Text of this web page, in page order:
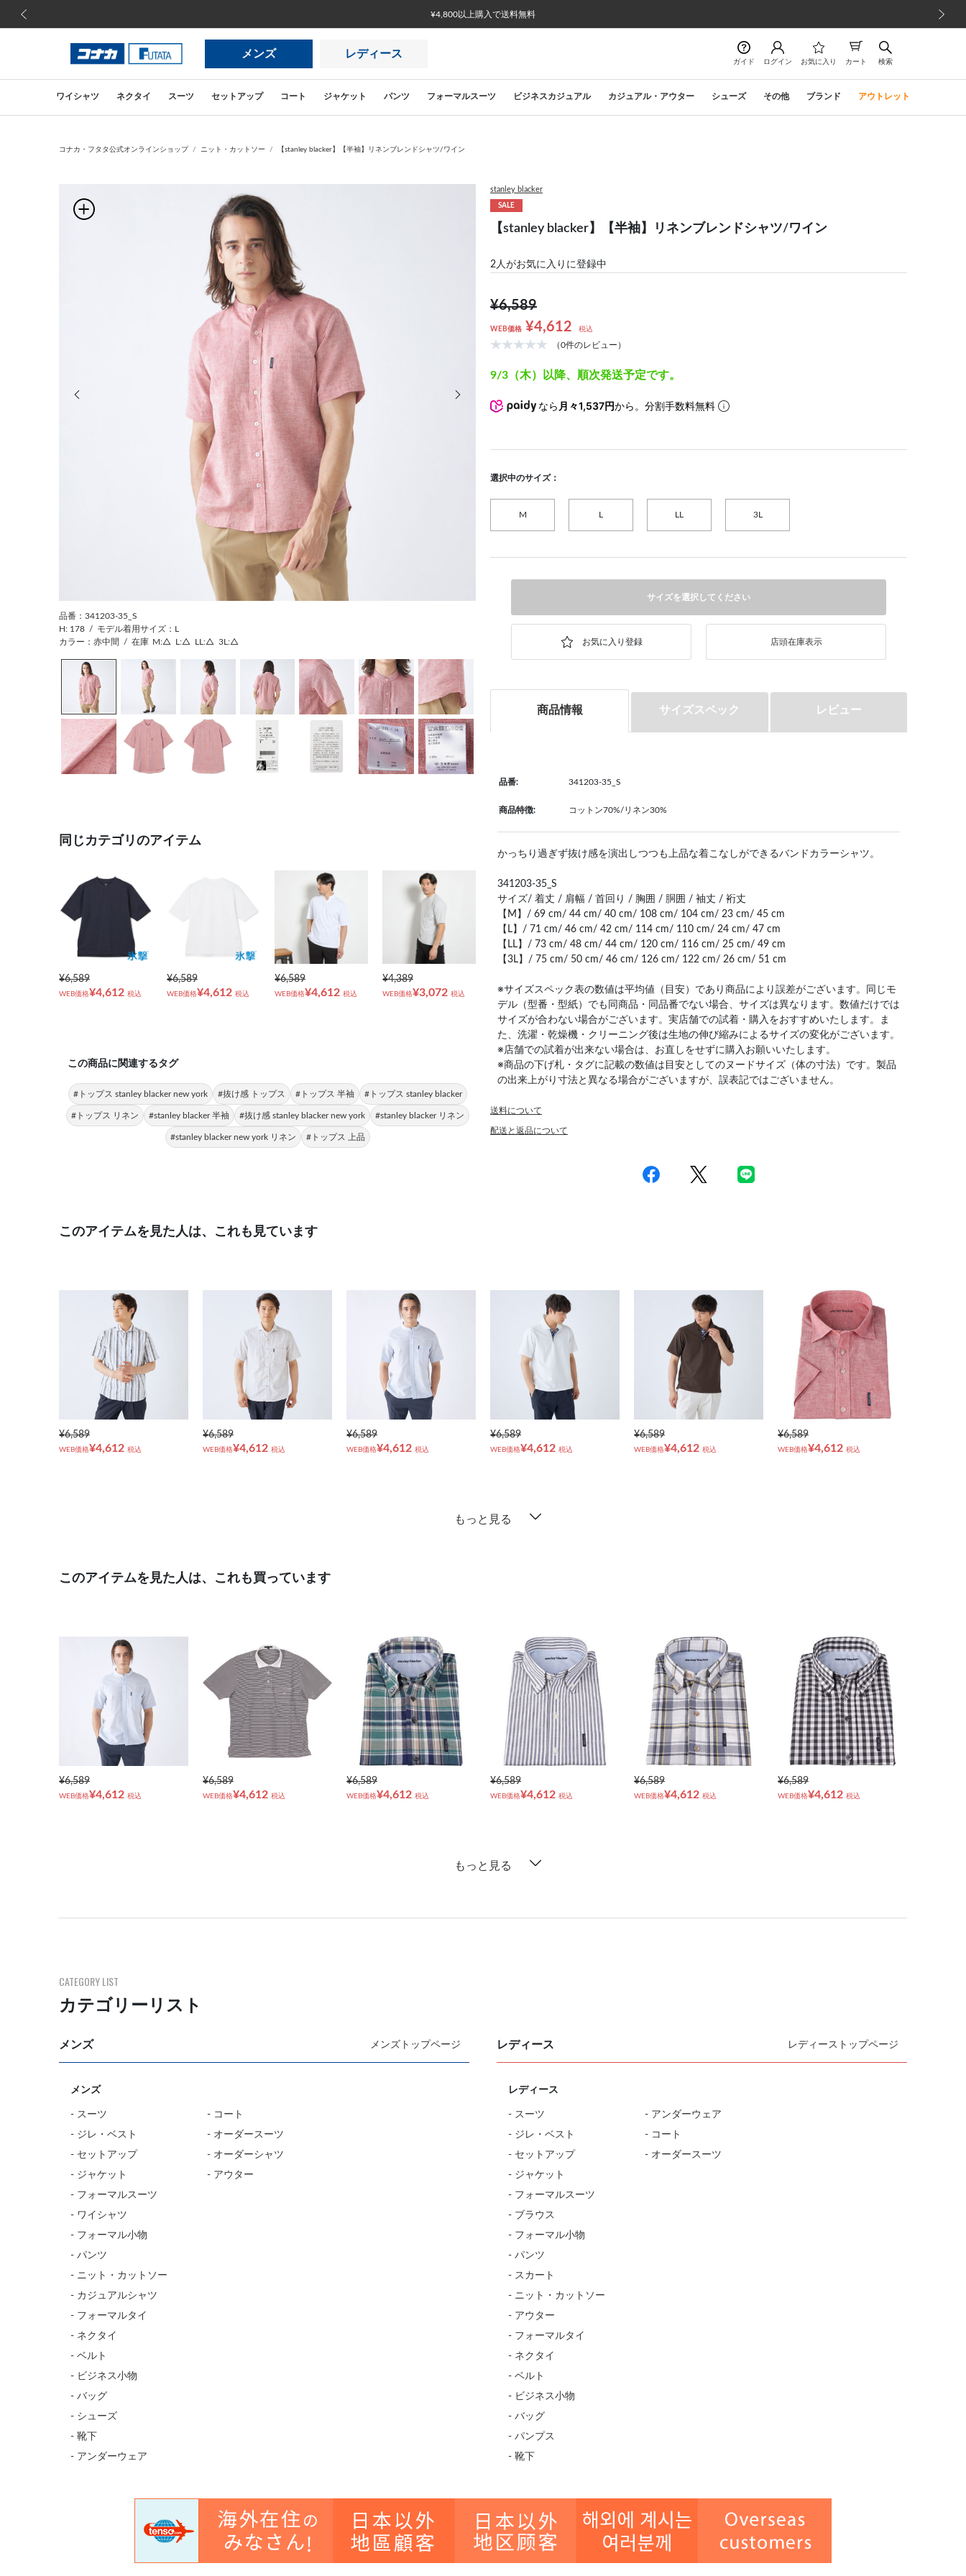
¥4,800以上購入で送料無料
メンズ レディース
ガイド ログイン お気に入り カート 検索
ワイシャツ ネクタイ スーツ セットアップ コート ジャケット パンツ フォーマルスーツ ビジネスカジュアル カジュアル・アウター シューズ その他 ブランド アウトレット
コナカ・フタタ公式オンラインショップ ニット・カットソー 【stanley blacker】【半袖】リネンブレンドシャツ/ワイン
品番：341203-35_S
H: 178 / モデル着用サイズ：L
カラー：赤中間
/ 在庫 M:△ L:△ LL:△ 3L:△
同じカテゴリのアイテム
¥6,589
WEB価格¥4,612 税込
¥6,589
WEB価格¥4,612 税込
¥6,589
WEB価格¥4,612 税込
¥4,389
WEB価格¥3,072 税込
この商品に関連するタグ
#トップス stanley blacker new york #抜け感 トップス #トップス 半袖 #トップス stanley blacker
#トップス リネン #stanley blacker 半袖 #抜け感 stanley blacker new york #stanley blacker リネン
#stanley blacker new york リネン #トップス 上品
stanley blacker
SALE
【stanley blacker】【半袖】リネンブレンドシャツ/ワイン
2人がお気に入りに登録中
¥6,589
WEB価格 ¥4,612 税込
（0件のレビュー）
9/3（木）以降、順次発送予定です。
なら 月々1,537円から。分割手数料無料
選択中のサイズ：
M 3L
サイズを選択してください
店頭在庫表示
商品情報 サイズスペック レビュー
品番: 341203-35_S
商品特徴: コットン70%/リネン30%
かっちり過ぎず抜け感を演出しつつも上品な着こなしができるバンドカラーシャツ。
341203-35_S
サイズ/ 着丈 / 肩幅 / 首回り / 胸囲 / 胴囲 / 袖丈 / 裄丈
【M】/ 69 cm/ 44 cm/ 40 cm/ 108 cm/ 104 cm/ 23 cm/ 45 cm
【L】/ 71 cm/ 46 cm/ 42 cm/ 114 cm/ 110 cm/ 24 cm/ 47 cm
【LL】/ 73 cm/ 48 cm/ 44 cm/ 120 cm/ 116 cm/ 25 cm/ 49 cm
【3L】/ 75 cm/ 50 cm/ 46 cm/ 126 cm/ 122 cm/ 26 cm/ 51 cm
※サイズスペック表の数値は平均値（目安）であり商品により誤差がございます。同じモ
デル（型番・型紙）でも同商品・同品番でない場合、サイズは異なります。数値だけでは
サイズが合わない場合がございます。実店舗での試着・購入をおすすめいたします。ま
た、洗濯・乾燥機・クリーニング後は生地の伸び縮みによるサイズの変化がございます。
※店舗での試着が出来ない場合は、お直しをせずに購入お願いいたします。
※商品の下げ札・タグに記載の数値は目安としてのヌードサイズ（体の寸法）です。製品
の出来上がり寸法と異なる場合がございますが、誤表記ではございません。
送料について
配送と返品について
このアイテムを見た人は、これも見ています
¥6,589
WEB価格¥4,612 税込
¥6,589
WEB価格¥4,612 税込
¥6,589
WEB価格¥4,612 税込
¥6,589
WEB価格¥4,612 税込
¥6,589
WEB価格¥4,612 税込
¥6,589
WEB価格¥4,612 税込
もっと見る
このアイテムを見た人は、これも買っています
¥6,589
WEB価格¥4,612 税込
¥6,589
WEB価格¥4,612 税込
¥6,589
WEB価格¥4,612 税込
¥6,589
WEB価格¥4,612 税込
¥6,589
WEB価格¥4,612 税込
¥6,589
WEB価格¥4,612 税込
もっと見る
CATEGORY LIST
カテゴリーリスト
メンズ メンズトップページ
メンズ
- スーツ
- ジレ・ベスト
- セットアップ
- ジャケット
- フォーマルスーツ
- ワイシャツ
- フォーマル小物
- パンツ
- ニット・カットソー
- カジュアルシャツ
- フォーマルタイ
- ネクタイ
- ベルト
- ビジネス小物
- バッグ
- シューズ
- 靴下
- アンダーウェア
- コート
- オーダースーツ
- オーダーシャツ
- アウター
レディース レディーストップページ
レディース
- スーツ
- ジレ・ベスト
- セットアップ
- ジャケット
- フォーマルスーツ
- ブラウス
- フォーマル小物
- パンツ
- スカート
- ニット・カットソー
- アウター
- フォーマルタイ
- ネクタイ
- ベルト
- ビジネス小物
- バッグ
- パンプス
- 靴下
- アンダーウェア
- コート
- オーダースーツ